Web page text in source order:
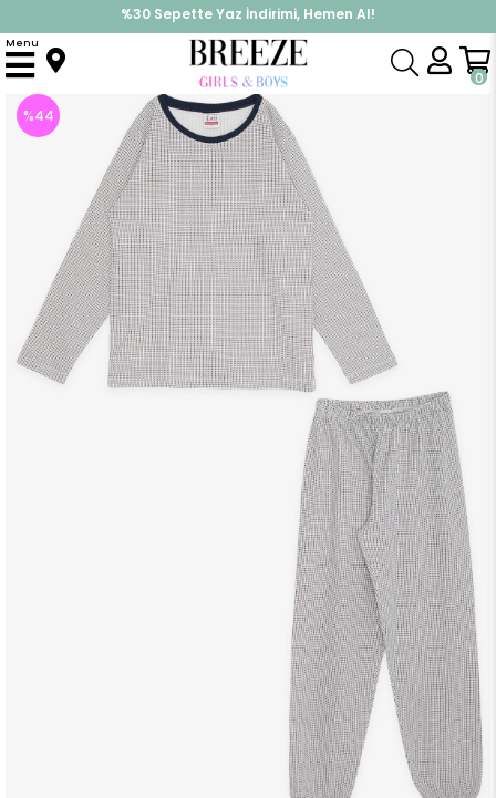
%30 Sepette Yaz İndirimi, Hemen Al!
İndirimlere ek %10 İndirimi Kap, Hemen Üye Ol!
0
Menu
Anasayfa Pijama & İç Giyim ERKEK Pijama Takımı
%44